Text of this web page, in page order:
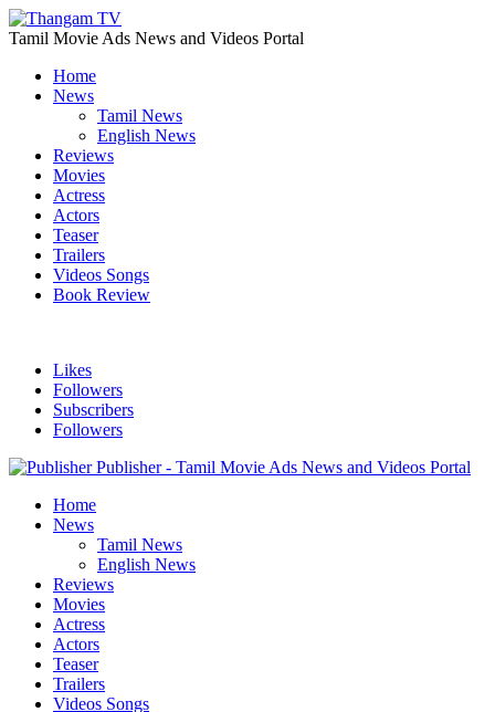
Tamil Movie Ads News and Videos Portal
Home
News
Tamil News
English News
Reviews
Movies
Actress
Actors
Teaser
Trailers
Videos Songs
Book Review
Likes
Followers
Subscribers
Followers
Publisher - Tamil Movie Ads News and Videos Portal
Home
News
Tamil News
English News
Reviews
Movies
Actress
Actors
Teaser
Trailers
Videos Songs